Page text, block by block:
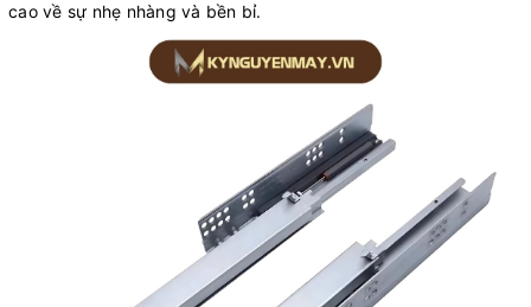
cao về sự nhẹ nhàng và bền bỉ.